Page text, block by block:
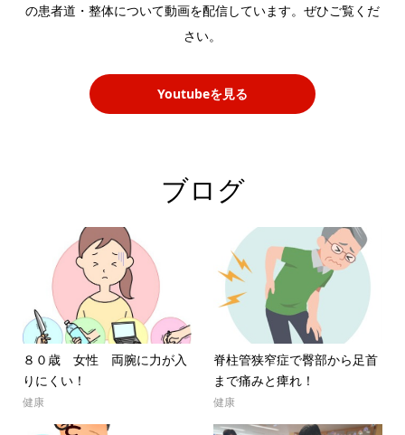
の患者道・整体について動画を配信しています。ぜひご覧くだ
さい。
Youtubeを見る
ブログ
８０歳 女性 両腕に力が入
りにくい！
健康
脊柱管狭窄症で臀部から足首
まで痛みと痺れ！
健康